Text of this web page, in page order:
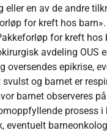
en av de andre
for kreft hos barn».
for kreft
avdeling
epikrise,
og barnet er
barnet observeres
eventuelt